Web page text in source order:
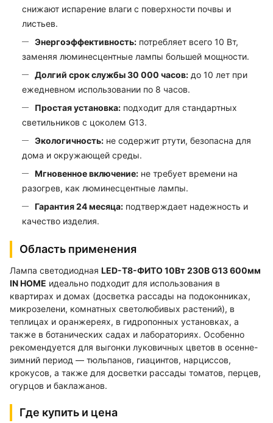
снижают испарение влаги с поверхности почвы и
листьев.
Энергоэффективность: потребляет всего 10 Вт,
заменяя люминесцентные лампы большей мощности.
Долгий срок службы 30 000 часов: до 10 лет при
ежедневном использовании по 8 часов.
Простая установка: подходит для стандартных
светильников с цоколем G13.
Экологичность: не содержит ртути, безопасна для
дома и окружающей среды.
Мгновенное включение: не требует времени на
разогрев, как люминесцентные лампы.
Гарантия 24 месяца: подтверждает надежность и
качество изделия.
Область применения
Лампа светодиодная LED-T8-ФИТО 10Вт 230В G13 600мм
IN HOME идеально подходит для использования в
квартирах и домах (досветка рассады на подоконниках,
микрозелени, комнатных светолюбивых растений), в
теплицах и оранжереях, в гидропонных установках, а
также в ботанических садах и лабораториях. Особенно
рекомендуется для выгонки луковичных цветов в осенне-
зимний период — тюльпанов, гиацинтов, нарциссов,
крокусов, а также для досветки рассады томатов, перцев,
огурцов и баклажанов.
Где купить и цена